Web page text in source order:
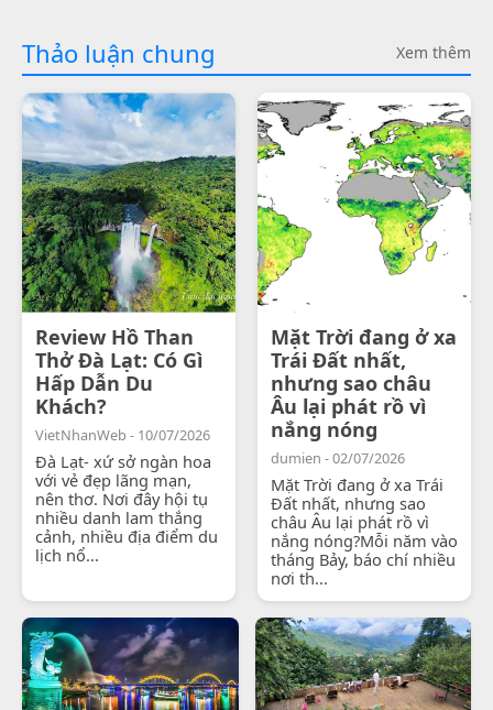
Thảo luận chung Xem thêm
Review Hồ Than
Thở Đà Lạt: Có Gì
Hấp Dẫn Du
Khách?
VietNhanWeb - 10/07/2026
Đà Lạt- xứ sở ngàn hoa
với vẻ đẹp lãng mạn,
nên thơ. Nơi đây hội tụ
nhiều danh lam thắng
cảnh, nhiều địa điểm du
lịch nổ...
Mặt Trời đang ở xa
Trái Đất nhất,
nhưng sao châu
Âu lại phát rồ vì
nắng nóng
dumien - 02/07/2026
Mặt Trời đang ở xa Trái
Đất nhất, nhưng sao
châu Âu lại phát rồ vì
nắng nóng?Mỗi năm vào
tháng Bảy, báo chí nhiều
nơi th...